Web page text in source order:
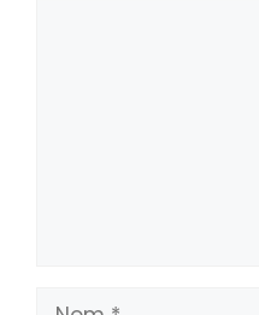
Nom